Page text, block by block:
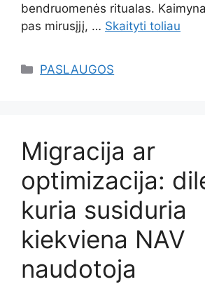
bendruomenės ritualas.
pas mirusįjį, … Skaityti toliau
Kategorijos
PASLAUGOS
Migracija ar
optimizacija:
kuria susiduria
kiekviena NAV
naudotoja